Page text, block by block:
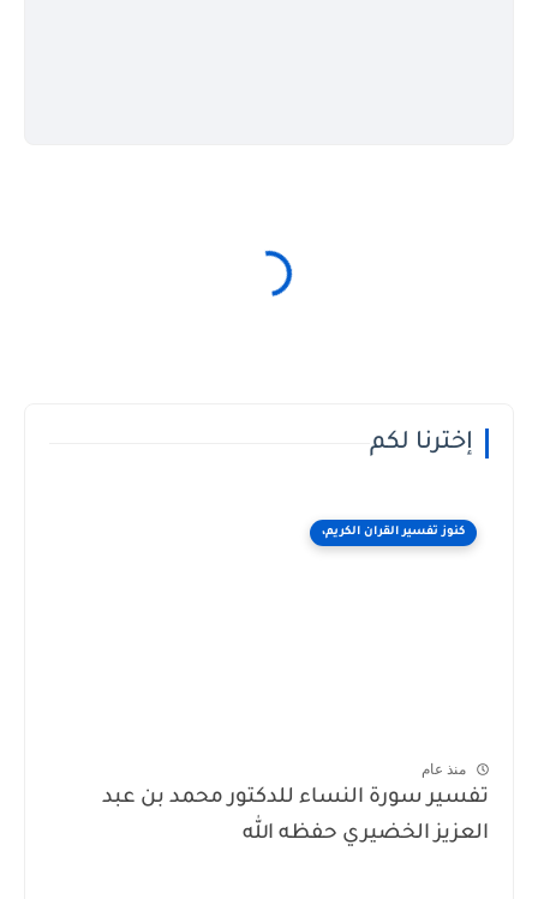
إخترنا لكم
كنوز تفسير القران الكريم،
منذ عام
تفسير سورة النساء للدكتور محمد بن عبد
العزيز الخضيري حفظه الله